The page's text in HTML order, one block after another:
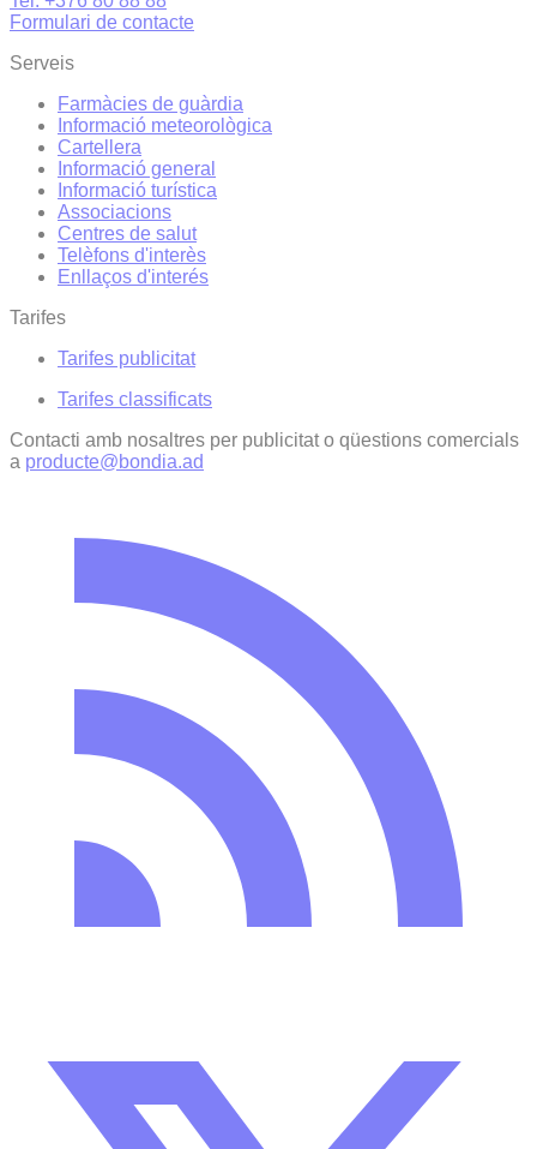
Formulari de contacte
Serveis
Farmàcies de guàrdia
Informació meteorològica
Cartellera
Informació general
Informació turística
Associacions
Centres de salut
Telèfons d'interès
Enllaços d'interés
Tarifes
Tarifes publicitat
Tarifes classificats
Contacti amb nosaltres per publicitat o qüestions comercials
a producte@bondia.ad